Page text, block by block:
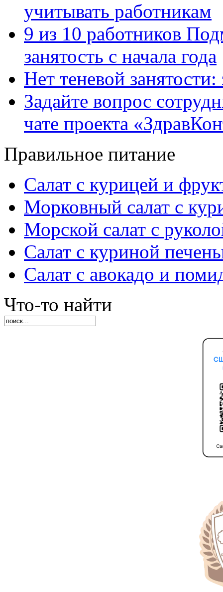
учитывать работникам
9 из 10 работников
занятость с начала года
Нет теневой
Задайте вопрос
чате проекта
Правильное питание
Салат с курицей и
Морковный салат с
Морской салат с
Салат с куриной
Салат с авокадо и
Что-то найти